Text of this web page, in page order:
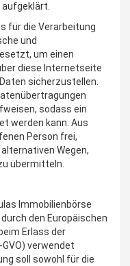
für die Verarbeitung
und
um einen
diese Internetseite
sicherzustellen.
sodass ein
werden kann. Aus
Person frei,
Wegen,
übermitteln.
Immobilienbörse
den Europäischen
Erlass der
verwendet
soll sowohl für die